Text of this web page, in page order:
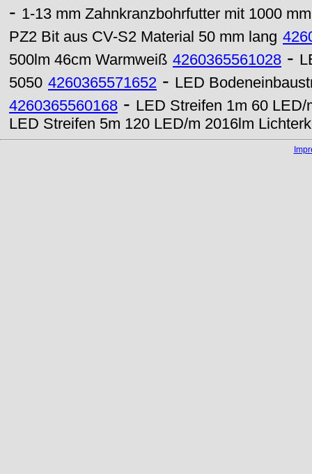
- 1-13 mm Zahnkranzbohrfutter mit 1000
PZ2 Bit aus CV-S2 Material 50 mm lang
500lm 46cm Warmweiß 4260365561028 -
5050 4260365571652 - LED
4260365560168 - LED Streifen 1m 60
LED Streifen 5m 120 LED/m 2016lm